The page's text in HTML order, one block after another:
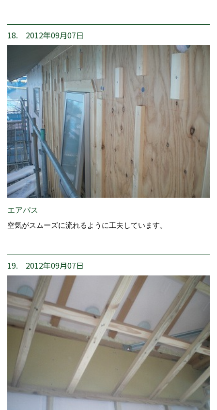
18. 2012年09月07日
エアパス
空気がスムーズに流れるように工夫しています。
19. 2012年09月07日